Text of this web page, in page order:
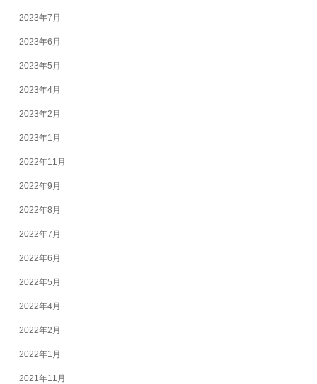
2023年7月
2023年6月
2023年5月
2023年4月
2023年2月
2023年1月
2022年11月
2022年9月
2022年8月
2022年7月
2022年6月
2022年5月
2022年4月
2022年2月
2022年1月
2021年11月